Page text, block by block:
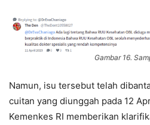
Gambar 16.
Namun, isu tersebut telah
cuitan yang diunggah pada 12
Kemenkes RI memberikan